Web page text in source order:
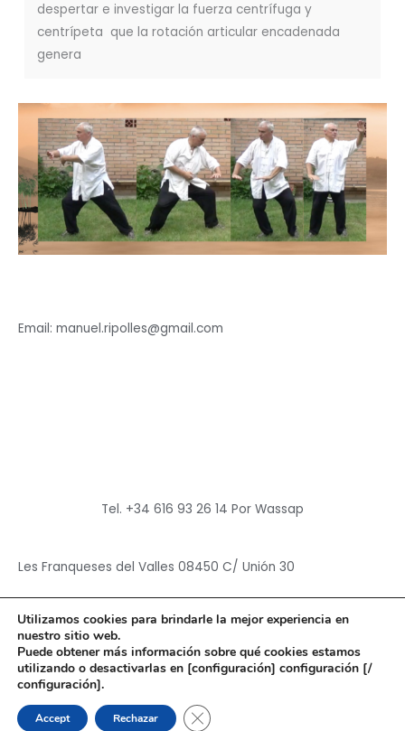
despertar e investigar la fuerza centrífuga y
centrípeta que la rotación articular encadenada
genera
Email: manuel.ripolles@gmail.com
Tel. +34 616 93 26 14 Por Wassap
Les Franqueses del Valles 08450 C/ Unión 30
Copyright © 2026Hun Yuan Chen
Powered byHun Yuan Chen
Utilizamos cookies para brindarle la mejor experiencia en
nuestro sitio web.
Puede obtener más información sobre qué cookies estamos
utilizando o desactivarlas en [configuración] configuración [/
configuración].
Accept Rechazar CERRAR EL BANNER DE